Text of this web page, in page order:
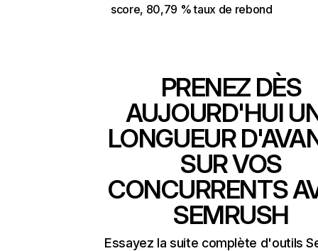
score, 80,79 % taux de rebond
PRENEZ DÈS
AUJOURD'HUI
LONGUEUR
SUR VOS
CONCURRENTS
SEMRUSH
Essayez la suite complète d'outils